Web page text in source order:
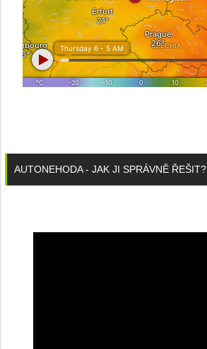
AUTONEHODA - JAK JI SPRÁVNĚ ŘEŠIT?